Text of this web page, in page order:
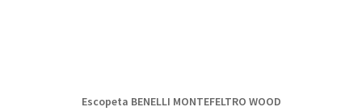
Escopeta BENELLI MONTEFELTRO WOOD